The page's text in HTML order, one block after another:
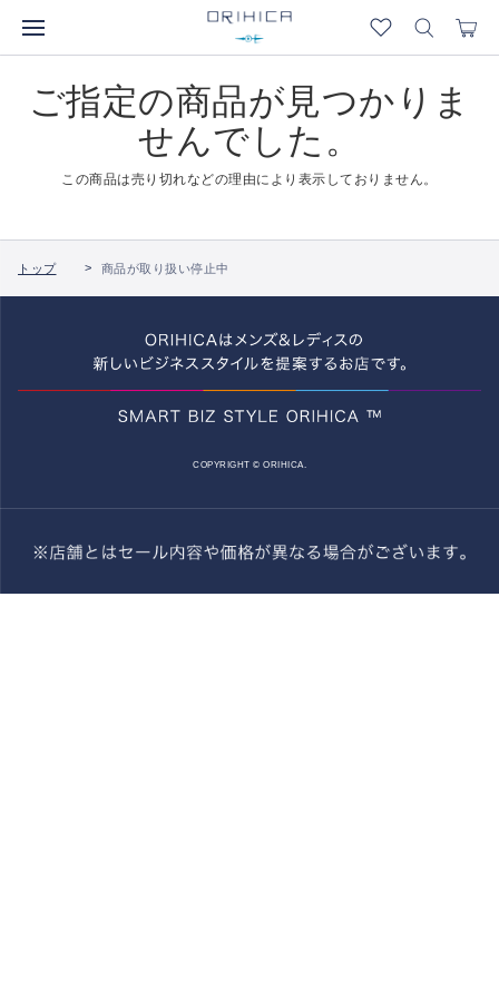
ご指定の商品が見つかりま
せんでした。
この商品は売り切れなどの理由により表示しておりません。
トップ 商品が取り扱い停止中
COPYRIGHT © ORIHICA.